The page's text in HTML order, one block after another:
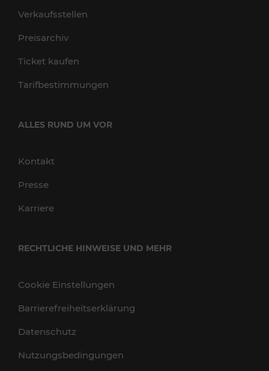
Verkaufsstellen
Preisarchiv
Ticket kaufen
Tarifbestimmungen
ALLES RUND UM VOR
Kontakt
Presse
Karriere
RECHTLICHE HINWEISE UND MEHR
Cookie Einstellungen
Barrierefreiheitserklärung
Datenschutz
Nutzungsbedingungen